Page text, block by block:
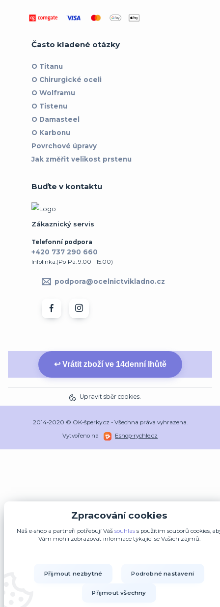
Často kladené otázky
O Titanu
O Chirurgické oceli
O Wolframu
O Tistenu
O Damasteel
O Karbonu
Povrchové úpravy
Jak změřit velikost prstenu
Buďte v kontaktu
Zákaznický servis
Telefonní podpora
+420 737 290 660
Infolinka:(Po-Pá: 9:00 - 15:00)
podpora@ocelnictvikladno.cz
↩ Vrátit zboží ve 14denní lhůtě
Upravit sběr cookies.
2014-2020 © OK-šperky.cz - Všechna práva vyhrazena.
Vytvořeno na
Eshop-rychle.cz
Zpracování cookies
Náš e-shop a partneři potřebují Váš souhlass použitím souborů cookies,
Vám mohli zobrazovat informace týkající se Vašich zájmů.
Přijmout nezbytné Podrobné nastavení
Přijmout všechny